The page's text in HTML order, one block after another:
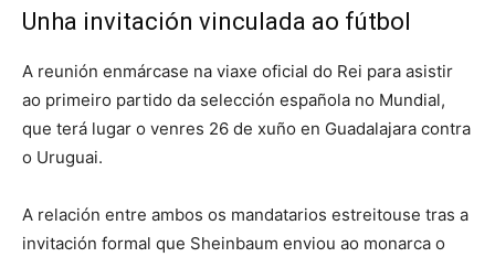
Unha invitación vinculada ao fútbol
A reunión enmárcase na viaxe oficial do Rei para asistir
ao primeiro partido da selección española no Mundial,
que terá lugar o venres 26 de xuño en Guadalajara contra
o Uruguai.
A relación entre ambos os mandatarios estreitouse tras a
invitación formal que Sheinbaum enviou ao monarca o